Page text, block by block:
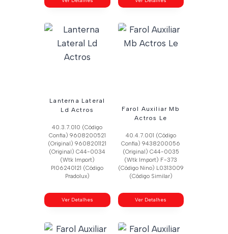
Lanterna Lateral
Ld Actros
40.3.7.010 (Código
Confia) 9608200521
(Original) 9608201121
(Original) C44-0034
(Wtk Import)
Pl06240121 (Código
Pradolux)
Ver Detalhes
Farol Auxiliar Mb
Actros Le
40.4.7.001 (Código
Confia) 9438200056
(Original) C44-0035
(Wtk Import) F-373
(Código Nino) L0313009
(Código Similar)
Ver Detalhes